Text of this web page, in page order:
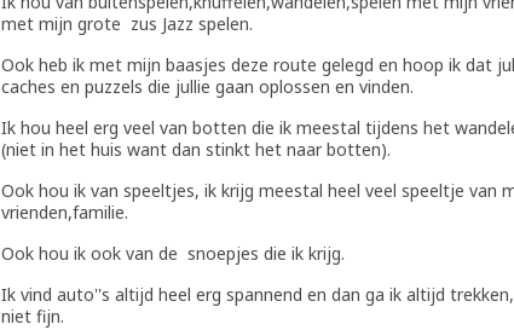
met mijn grote zus Jazz spelen.
Ook heb ik met mijn baasjes deze route gelegd en hoop ik dat
caches en puzzels die jullie gaan oplossen en vinden.
Ik hou heel erg veel van botten die ik meestal tijdens het
(niet in het huis want dan stinkt het naar botten).
Ook hou ik van speeltjes, ik krijg meestal heel veel speeltje van
vrienden,familie.
Ook hou ik ook van de snoepjes die ik krijg.
Ik vind auto''s altijd heel erg spannend en dan ga ik altijd
niet fijn.